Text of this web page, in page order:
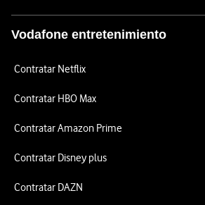
Vodafone entretenimiento
Contratar Netflix
Contratar HBO Max
Contratar Amazon Prime
Contratar Disney plus
Contratar DAZN